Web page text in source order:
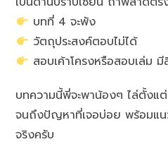
บทที่ 4 จะพัง
วัตถุประสงค์ตอบไม่ได้
สอบเค้าโครงหรือสอบเล่ม
บทความนี้พี่จะพาน้องๆ ไล่ตั้งแ
จนถึงปัญหาที่เจอบ่อย พร้อมแ
จริงครับ